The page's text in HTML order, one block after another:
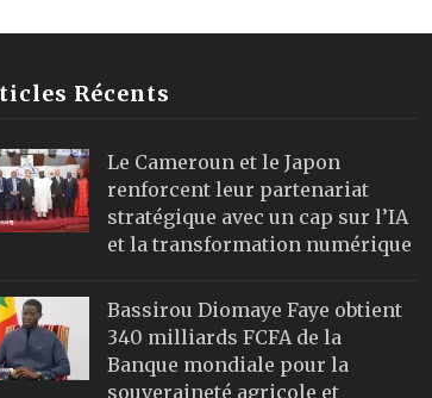
Récents
Le Cameroun et le Japon
renforcent leur partenariat
stratégique avec un cap sur l’IA
et la transformation numérique
Bassirou Diomaye Faye obtient
340 milliards FCFA de la
Banque mondiale pour la
souveraineté agricole et